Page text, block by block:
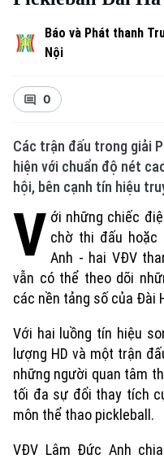
Báo và Phát thanh
Nội
0
Các trận đấu trong giải
hiện với chuẩn độ nét
hội, bên cạnh tín hiệu
V ới những chiếc
chờ thi đấu hoặc
Anh - hai VĐV
vẫn có thể theo dõi
các nền tảng số của Đài
Với hai luồng tín hiệu
lượng HD và một trận
những người quan tâm
tối đa sự đổi thay tích
môn thể thao pickleball.
VĐV Lâm Đức Anh